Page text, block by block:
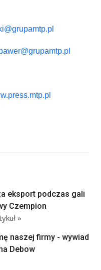
eksport podczas gali
Czempion
»
naszej firmy - wywiad
Debow